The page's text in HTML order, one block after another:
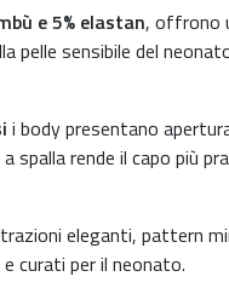
e 5% elastan, offrono
pelle sensibile del
i body presentano
a spalla rende il capo più
eleganti, pattern
curati per il neonato.